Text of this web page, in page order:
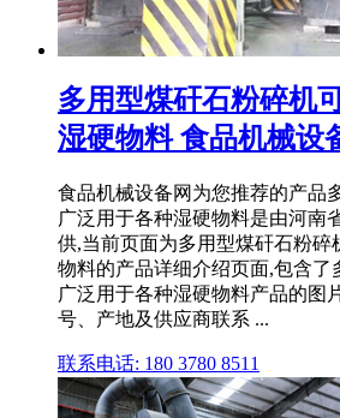
多用型煤矸石粉碎机
湿硬物料 食品机械设
食品机械设备网为您推荐的产品
广泛用于各种湿硬物料是由河南
供,当前页面为多用型煤矸石粉碎
物料的产品详细介绍页面,包含了
广泛用于各种湿硬物料产品的图
号、产地及供应商联系 ...
联系电话: 180 3780 8511